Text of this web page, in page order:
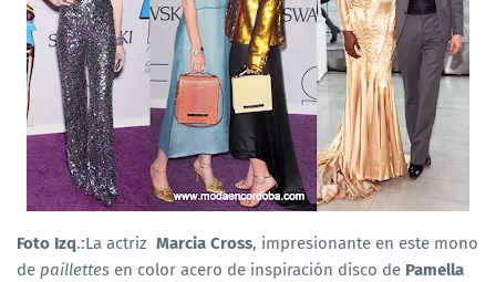
Foto Izq.:La actriz Marcia Cross, impresionante en este mono
de paillettes en color acero de inspiración disco de Pamella